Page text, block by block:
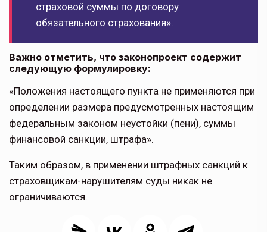
страховой суммы по договору
обязательного страхования».
Важно отметить, что законопроект содержит
следующую формулировку:
«Положения настоящего пункта не применяются при
определении размера предусмотренных настоящим
федеральным законом неустойки (пени), суммы
финансовой санкции, штрафа».
Таким образом, в применении штрафных санкций к
страховщикам-нарушителям суды никак не
ограничиваются.